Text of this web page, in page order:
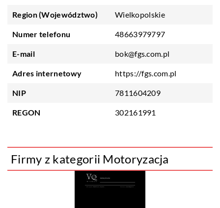
Region (Województwo) Wielkopolskie
Numer telefonu 48663979797
E-mail bok@fgs.com.pl
Adres internetowy https://fgs.com.pl
NIP 7811604209
REGON 302161991
Firmy z kategorii Motoryzacja